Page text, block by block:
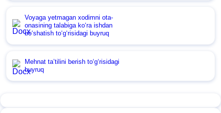
Voyaga yetmagan хodimni ota-
onasining talabiga koʻra ishdan
boʻshatish toʻgʻrisidagi buyruq
Mehnat ta’tilini berish toʻgʻrisidagi
buyruq